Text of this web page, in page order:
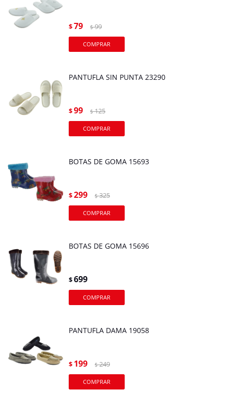
$79 $ 99
PANTUFLA SIN PUNTA 23290
$99 $ 125
BOTAS DE GOMA 15693
$299 $ 325
BOTAS DE GOMA 15696
$699
PANTUFLA DAMA 19058
$ 199 $ 249